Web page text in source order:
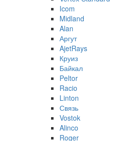
Icom
Midland
Alan
Аргут
AjetRays
Круиз
Байкал
Peltor
Racio
Linton
Связь
Vostok
Alinco
Roger